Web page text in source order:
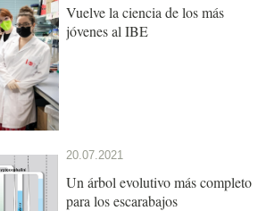
Vuelve la ciencia de los más
jóvenes al IBE
20.07.2021
Un árbol evolutivo más completo
para los escarabajos